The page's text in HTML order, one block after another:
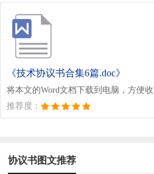
《技术协议书合集6篇.doc》
将本文的Word文档下载到电脑，方便
推荐度：
协议书图文推荐